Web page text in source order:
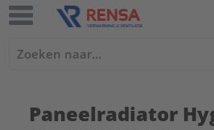
Paneelradiator